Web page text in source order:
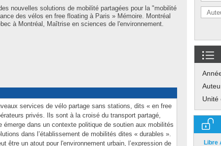
nouvelles solutions de mobilité partagées pour la "mobilité
des vélos en free floating à Paris » Mémoire. Montréal
à Montréal, Maîtrise en sciences de l'environnement.
services de vélo partage sans stations, dits « en free
privés. Ils sont à la croisé du transport partagé,
dans un contexte politique de soutien aux mobilités
dans l’établissement de mobilités dites « durables ».
être un atout pour l'environnement urbain, l’expression de
Unité
Libre